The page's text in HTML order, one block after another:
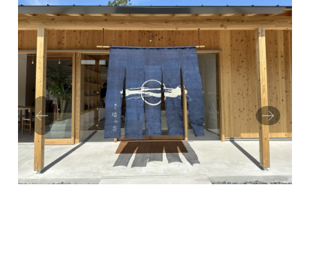
Prev
ious
Next